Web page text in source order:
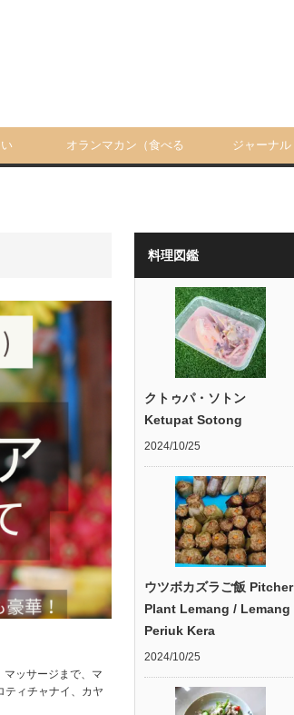
オランマカン（食べる ジャーナル
ッサージまで、マ
ィチャナイ、カヤ
料理図鑑
クトゥパ・ソトン
Ketupat Sotong
2024/10/25
ウツボカズラご飯 Pitcher
Plant Lemang / Lemang
Periuk Kera
2024/10/25